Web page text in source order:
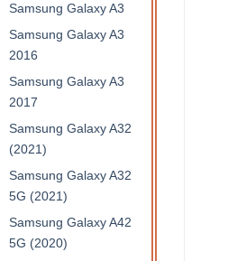
Samsung Galaxy A3
Samsung Galaxy A3
2016
Samsung Galaxy A3
2017
Samsung Galaxy A32
(2021)
Samsung Galaxy A32
5G (2021)
Samsung Galaxy A42
5G (2020)